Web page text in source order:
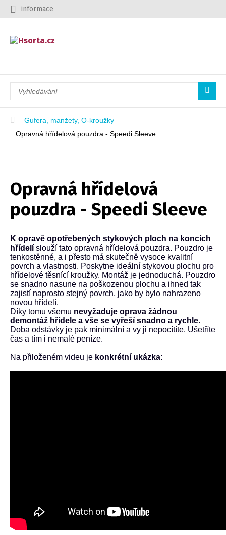
informace
Gufera, manžety, O-kroužky
Opravná hřídelová pouzdra - Speedi Sleeve
Opravná hřídelová
pouzdra - Speedi Sleeve
K opravě opotřebených stykových ploch na koncích
hřídelí slouží tato opravná hřídelová pouzdra. Pouzdro je
tenkostěnné, a i přesto má skutečně vysoce kvalitní
povrch a vlastnosti. Poskytne ideální stykovou plochu pro
hřídelové těsnící kroužky. Montáž je jednoduchá. Pouzdro
se snadno nasune na poškozenou plochu a ihned tak
zajistí naprosto stejný povrch, jako by bylo nahrazeno
novou hřídelí.
Díky tomu všemu nevyžaduje oprava žádnou
demontáž hřídele a vše se vyřeší snadno a rychle.
Doba odstávky je pak minimální a vy ji nepocítíte. Ušetříte
čas a tím i nemalé peníze.
Na přiloženém videu je konkrétní ukázka: